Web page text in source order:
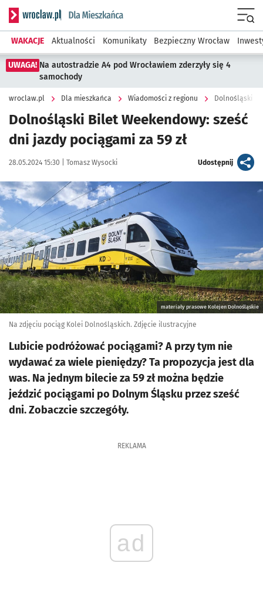
Serwis informacyjny wroclaw.pl podserwis: Dla mieszkańca
WAKACJE Aktualności Komunikaty Bezpieczny Wrocław
UWAGA! Na autostradzie A4 pod Wrocławiem zderzyły się 4
samochody
wroclaw.pl Dla mieszkańca Wiadomości z regionu Dolnośląski
Dolnośląski Bilet Weekendowy: sześć
dni jazdy pociągami za 59 zł
Data publikacji:
28.05.2024 15:30 | Autor:
Tomasz Wysocki Udostępnijartykuł
Kliknij, aby powiększyć
materiały prasowe Kolejen Dolnośląskie
Na zdjęciu pociąg Kolei Dolnośląskich. Zdjęcie ilustracyjne
Lubicie podróżować pociągami? A przy tym nie
wydawać za wiele pieniędzy? Ta propozycja jest dla
was. Na jednym bilecie za 59 zł można będzie
jeździć pociągami po Dolnym Śląsku przez sześć
dni. Zobaczcie szczegóły.
REKLAMA
ad